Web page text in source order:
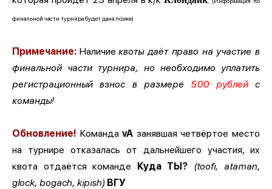
финальной части турнира будет дана позже)
Примечание: Наличиеквоты даёт право на участие в
финальной части турнира, но необходимо уплатить
регистрационный взнос в размере 500 рублейс
команды!
Обновление! КомандаvA занявшая четвёртое место
на турнире отказалась от дальнейшего участия, их
квота отдаётся команде Куда ТЫ? (toofi, ataman,
glock, bogach, kipish) ВГУ